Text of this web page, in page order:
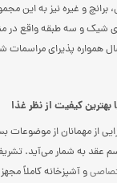
و غیره نیز به این
شیک و سه طبقه واقع در
همواره پذیرای مراسمات
بهترین کیفیت از نظر غذا
از مهمانان از موضوعات
عقد به شمار می‌آید.
و آشپزخانه کاملاً